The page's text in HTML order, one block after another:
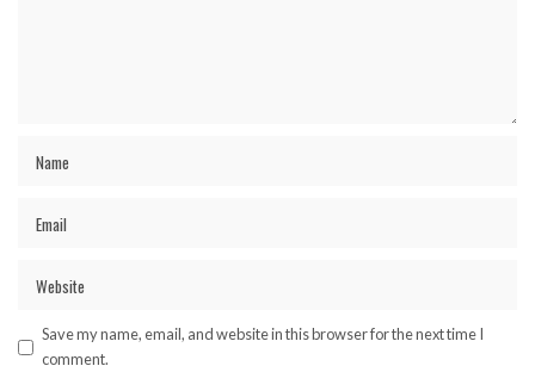
Save my name, email, and website in this browser for the next time I
comment.